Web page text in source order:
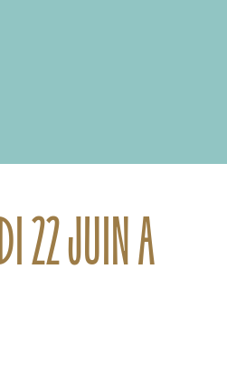
22 JUIN A